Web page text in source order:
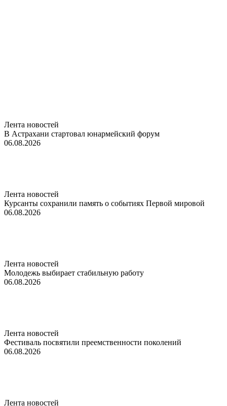
Лента новостей
В Астрахани стартовал юнармейский форум
06.08.2026
Лента новостей
Курсанты сохранили память о событиях Первой мировой
06.08.2026
Лента новостей
Молодежь выбирает стабильную работу
06.08.2026
Лента новостей
Фестиваль посвятили преемственности поколений
06.08.2026
Лента новостей